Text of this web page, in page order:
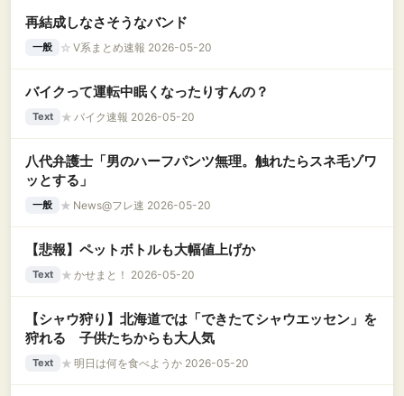
再結成しなさそうなバンド
一般 ☆ V系まとめ速報 2026-05-20
バイクって運転中眠くなったりすんの？
Text ★ バイク速報 2026-05-20
八代弁護士「男のハーフパンツ無理。触れたらスネ毛ゾワ
ッとする」
一般 ★ News@フレ速 2026-05-20
【悲報】ペットボトルも大幅値上げか
Text ★ かせまと！ 2026-05-20
【シャウ狩り】北海道では「できたてシャウエッセン」を
狩れる 子供たちからも大人気
Text ★ 明日は何を食べようか 2026-05-20